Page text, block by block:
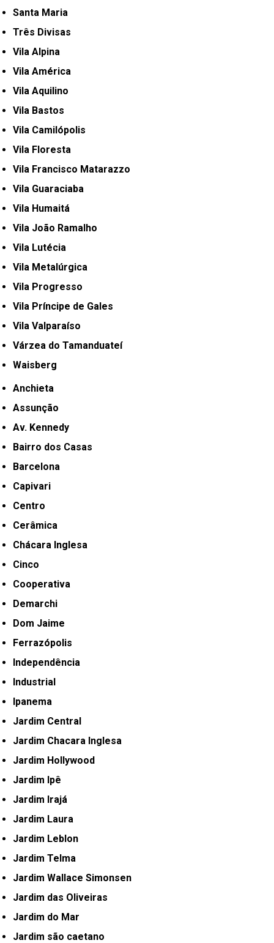
Santa Maria
Três Divisas
Vila Alpina
Vila América
Vila Aquilino
Vila Bastos
Vila Camilópolis
Vila Floresta
Vila Francisco Matarazzo
Vila Guaraciaba
Vila Humaitá
Vila João Ramalho
Vila Lutécia
Vila Metalúrgica
Vila Progresso
Vila Príncipe de Gales
Vila Valparaíso
Várzea do Tamanduateí
Waisberg
Anchieta
Assunção
Av. Kennedy
Bairro dos Casas
Barcelona
Capivari
Centro
Cerâmica
Chácara Inglesa
Cinco
Cooperativa
Demarchi
Dom Jaime
Ferrazópolis
Independência
Industrial
Ipanema
Jardim Central
Jardim Chacara Inglesa
Jardim Hollywood
Jardim Ipê
Jardim Irajá
Jardim Laura
Jardim Leblon
Jardim Telma
Jardim Wallace Simonsen
Jardim das Oliveiras
Jardim do Mar
Jardim são caetano